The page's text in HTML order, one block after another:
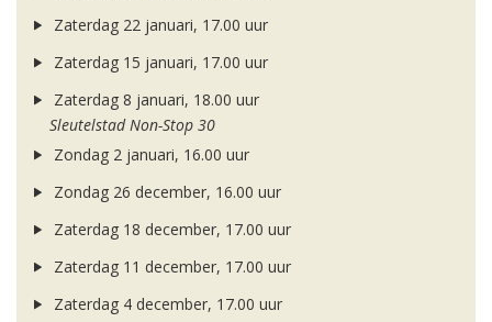
Zaterdag 22 januari, 17.00 uur
Zaterdag 15 januari, 17.00 uur
Zaterdag 8 januari, 18.00 uur
Sleutelstad Non-Stop 30
Zondag 2 januari, 16.00 uur
Zondag 26 december, 16.00 uur
Zaterdag 18 december, 17.00 uur
Zaterdag 11 december, 17.00 uur
Zaterdag 4 december, 17.00 uur